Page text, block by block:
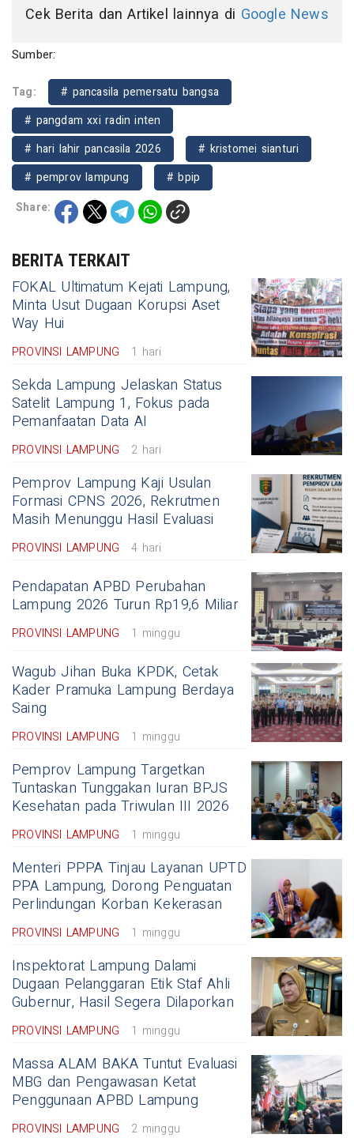
Cek Berita dan Artikel lainnya di Google News
Sumber:
Tag:
# pancasila pemersatu bangsa
# pangdam xxi radin inten
# hari lahir pancasila 2026
# kristomei sianturi
# pemprov lampung
# bpip
Share:
BERITA TERKAIT
FOKAL Ultimatum Kejati Lampung,
Minta Usut Dugaan Korupsi Aset
Way Hui
PROVINSI LAMPUNG 1 hari
Sekda Lampung Jelaskan Status
Satelit Lampung 1, Fokus pada
Pemanfaatan Data AI
PROVINSI LAMPUNG 2 hari
Pemprov Lampung Kaji Usulan
Formasi CPNS 2026, Rekrutmen
Masih Menunggu Hasil Evaluasi
PROVINSI LAMPUNG 4 hari
Pendapatan APBD Perubahan
Lampung 2026 Turun Rp19,6 Miliar
PROVINSI LAMPUNG 1 minggu
Wagub Jihan Buka KPDK, Cetak
Kader Pramuka Lampung Berdaya
Saing
PROVINSI LAMPUNG 1 minggu
Pemprov Lampung Targetkan
Tuntaskan Tunggakan Iuran BPJS
Kesehatan pada Triwulan III 2026
PROVINSI LAMPUNG 1 minggu
Menteri PPPA Tinjau Layanan UPTD
PPA Lampung, Dorong Penguatan
Perlindungan Korban Kekerasan
PROVINSI LAMPUNG 1 minggu
Inspektorat Lampung Dalami
Dugaan Pelanggaran Etik Staf Ahli
Gubernur, Hasil Segera Dilaporkan
PROVINSI LAMPUNG 1 minggu
Massa ALAM BAKA Tuntut Evaluasi
MBG dan Pengawasan Ketat
Penggunaan APBD Lampung
PROVINSI LAMPUNG 2 minggu